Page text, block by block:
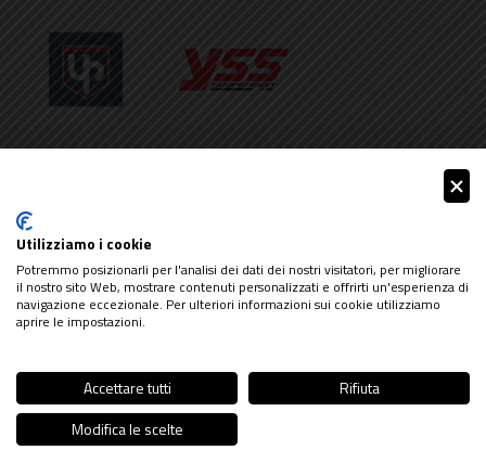
Utilizziamo i cookie
Potremmo posizionarli per l'analisi dei dati dei nostri visitatori, per migliorare
il nostro sito Web, mostrare contenuti personalizzati e offrirti un'esperienza di
navigazione eccezionale. Per ulteriori informazioni sui cookie utilizziamo
aprire le impostazioni.
Accettare tutti
Rifiuta
Modifica le scelte
-18% 54,90 €
Faster96 s.r.l.
Via Pradazzo, 1/a, 40012 Calderara di Reno (BO) - Italy
P.IVA, CF e Reg. Imp. di Bologna: 01704781200
REA n. 365194
Capitale sociale € 90.000 i.v.
EMAILinfo@hotnrare.com
Privacy Policy|Cookie Policy|Credits